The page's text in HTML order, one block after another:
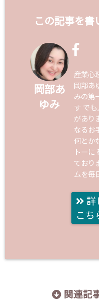
この記事を書
岡部あ
ゆみ
産業心
岡部あ
みの第
す でも
があり
なるお
何とか
トーに
ており
ムを毎
詳
こち
関連記